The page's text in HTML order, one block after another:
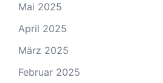
Mai 2025
April 2025
März 2025
Februar 2025